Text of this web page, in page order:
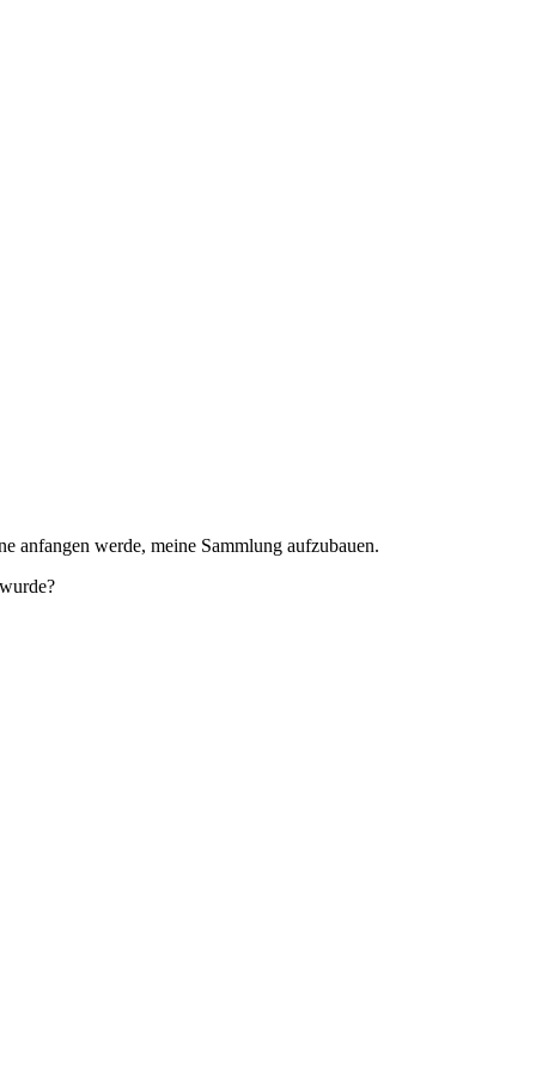
anfangen werde, meine Sammlung aufzubauen.